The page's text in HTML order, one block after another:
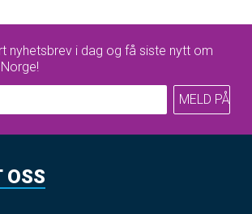
nyhetsbrev i dag og få siste nytt om
OSS